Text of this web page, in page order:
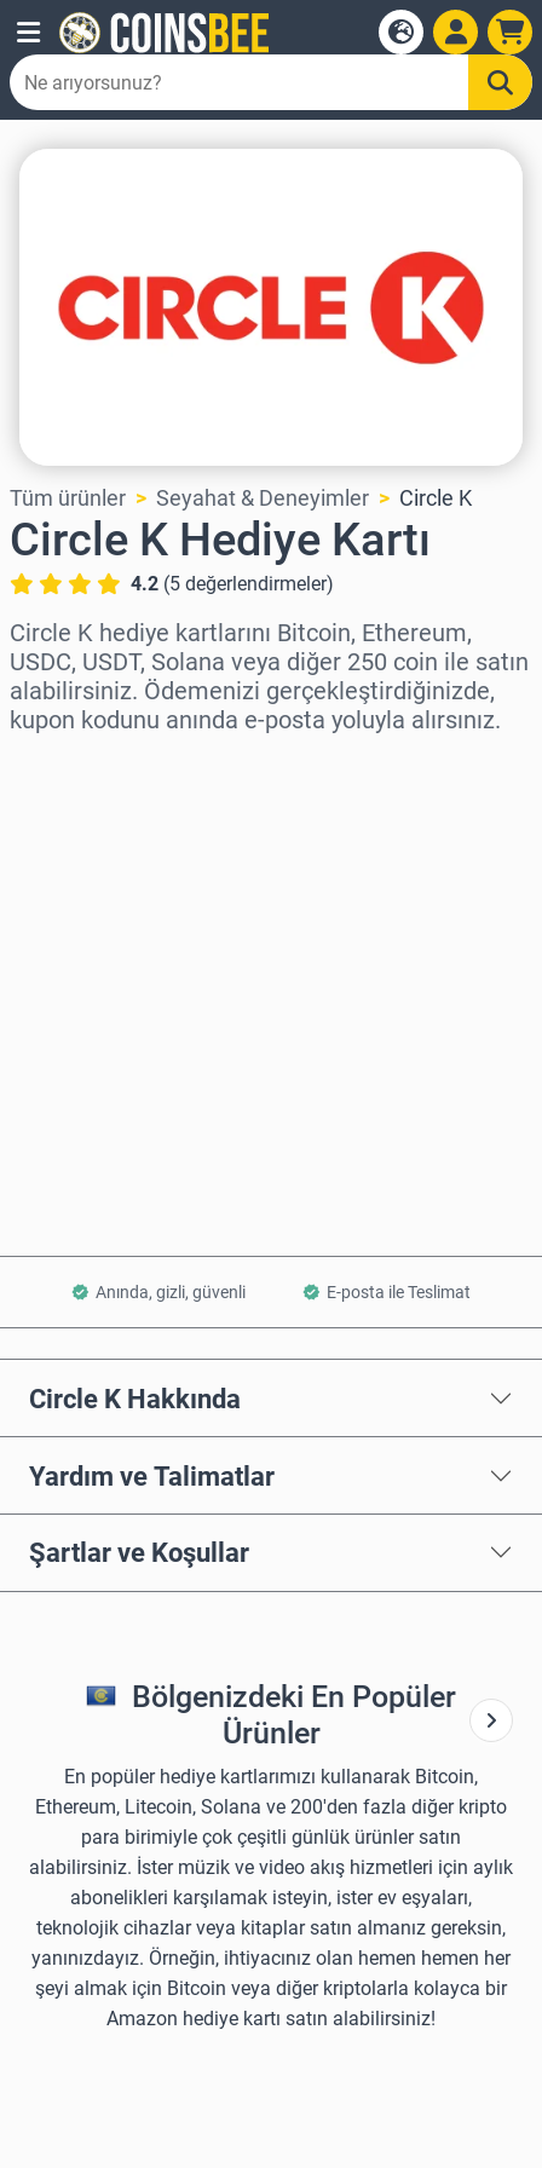
Tüm ürünler Seyahat & Deneyimler Circle K
Circle K Hediye Kartı
4.2 (5 değerlendirmeler)
Circle K hediye kartlarını Bitcoin, Ethereum,
USDC, USDT, Solana veya diğer 250 coin ile satın
alabilirsiniz. Ödemenizi gerçekleştirdiğinizde,
kupon kodunu anında e-posta yoluyla alırsınız.
Anında, gizli, güvenli E-posta ile Teslimat
Circle K Hakkında
Yardım ve Talimatlar
Şartlar ve Koşullar
Bölgenizdeki En Popüler
Ürünler
En popüler hediye kartlarımızı kullanarak Bitcoin,
Ethereum, Litecoin, Solana ve 200'den fazla diğer kripto
para birimiyle çok çeşitli günlük ürünler satın
alabilirsiniz. İster müzik ve video akış hizmetleri için aylık
abonelikleri karşılamak isteyin, ister ev eşyaları,
teknolojik cihazlar veya kitaplar satın almanız gereksin,
yanınızdayız. Örneğin, ihtiyacınız olan hemen hemen her
şeyi almak için Bitcoin veya diğer kriptolarla kolayca bir
Amazon hediye kartı satın alabilirsiniz!